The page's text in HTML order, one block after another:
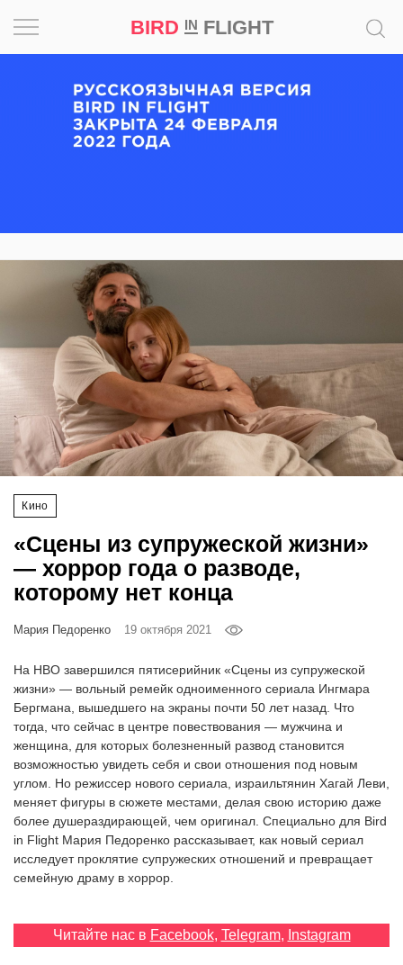
BIRD INFLIGHT
Кино
«Сцены из супружеской жизни»
— хоррор года о разводе,
которому нет конца
Мария Педоренко 19 октября 2021
На HBO завершился пятисерийник «Сцены из супружеской
жизни» — вольный ремейк одноименного сериала Ингмара
Бергмана, вышедшего на экраны почти 50 лет назад. Что
тогда, что сейчас в центре повествования — мужчина и
женщина, для которых болезненный развод становится
возможностью увидеть себя и свои отношения под новым
углом. Но режиссер нового сериала, израильтянин Хагай Леви,
меняет фигуры в сюжете местами, делая свою историю даже
более душераздирающей, чем оригинал. Специально для Bird
in Flight Мария Педоренко рассказывает, как новый сериал
исследует проклятие супружеских отношений и превращает
семейную драму в хоррор.
Читайте нас в Facebook, Telegram, Instagram